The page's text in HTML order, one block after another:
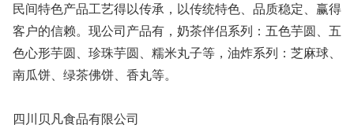
民间特色产品工艺得以传承，以传统特色、品质稳定、赢得
客户的信赖。现公司产品有，奶茶伴侣系列：五色芋圆、五
色心形芋圆、珍珠芋圆、糯米丸子等，油炸系列：芝麻球、
南瓜饼、绿茶佛饼、香丸等。
四川贝凡食品有限公司